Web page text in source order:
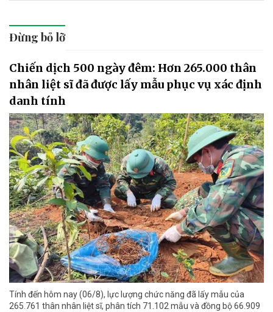
Đừng bỏ lỡ
Chiến dịch 500 ngày đêm: Hơn 265.000 thân
nhân liệt sĩ đã được lấy mẫu phục vụ xác định
danh tính
Tính đến hôm nay (06/8), lực lượng chức năng đã lấy mẫu của
265.761 thân nhân liệt sĩ, phân tích 71.102 mẫu và đồng bộ 66.909